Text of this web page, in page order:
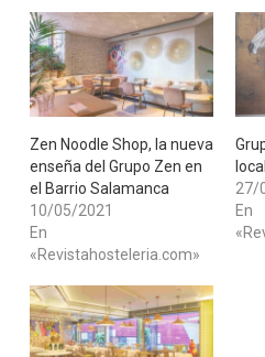
Zen Noodle Shop, la nueva
enseña del Grupo Zen en
el Barrio Salamanca
10/05/2021
En
«Revistahosteleria.com»
27/
En